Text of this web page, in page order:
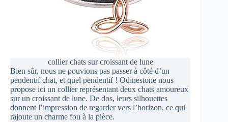
collier chats sur croissant de lune
Bien sûr, nous ne pouvions pas passer à côté d’un
pendentif chat, et quel pendentif ! Odinestone nous
propose ici un collier représentant deux chats amoureux
sur un croissant de lune. De dos, leurs silhouettes
donnent l’impression de regarder vers l’horizon, ce qui
rajoute un charme fou à la pièce.